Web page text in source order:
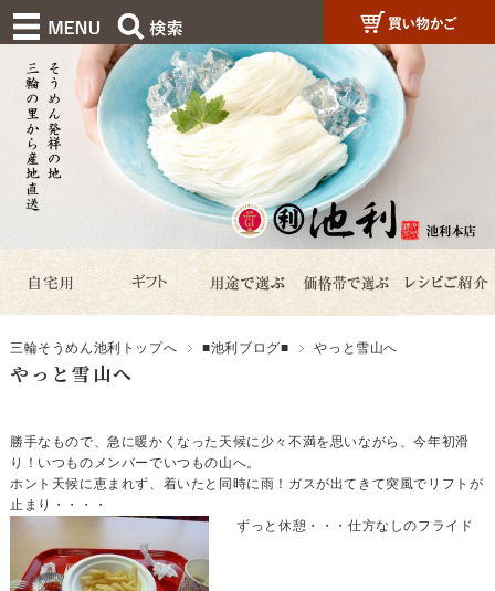
三輪そうめん池利トップへ ■池利ブログ■ やっと雪山へ
やっと雪山へ
勝手なもので、急に暖かくなった天候に少々不満を思いながら、今年初滑
り！いつものメンバーでいつもの山へ。
ホント天候に恵まれず、着いたと同時に雨！ガスが出てきて突風でリフトが
止まり・・・・
ずっと休憩・・・仕方なしのフライド